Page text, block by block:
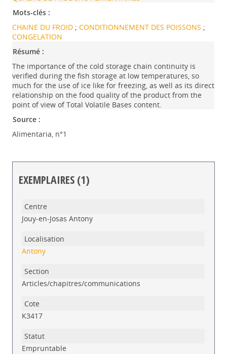
Mots-clés :
CHAINE DU FROID ;CONDITIONNEMENT DES POISSONS ;
CONGELATION
Résumé :
The importance of the cold storage chain continuity is
verified during the fish storage at low temperatures, so
much for the use of ice like for freezing, as well as its direct
relationship on the food quality of the product from the
point of view of Total Volatile Bases content.
Source :
Alimentaria, n°1
EXEMPLAIRES (1)
Jouy-en-Josas Antony
Antony
Articles/chapitres/communications
K3417
Empruntable